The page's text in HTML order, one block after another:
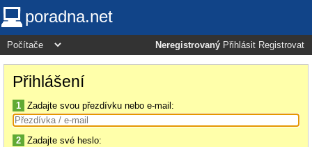
poradna.net
Neregistrovaný Přihlásit Registrovat
Přihlášení
1 Zadajte svou přezdívku nebo e-mail:
2 Zadajte své heslo: